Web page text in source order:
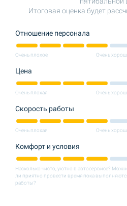
Итоговая оценка будет
Отношение персонала
Очень плохое Очень
Цена
Очень плохая Очень
Скорость работы
Очень плохая Очень
Комфорт и условия
Насколько чисто, уютно в автосервисе?
ли приятно провести время пока
работы?